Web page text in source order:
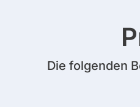
Die folgenden